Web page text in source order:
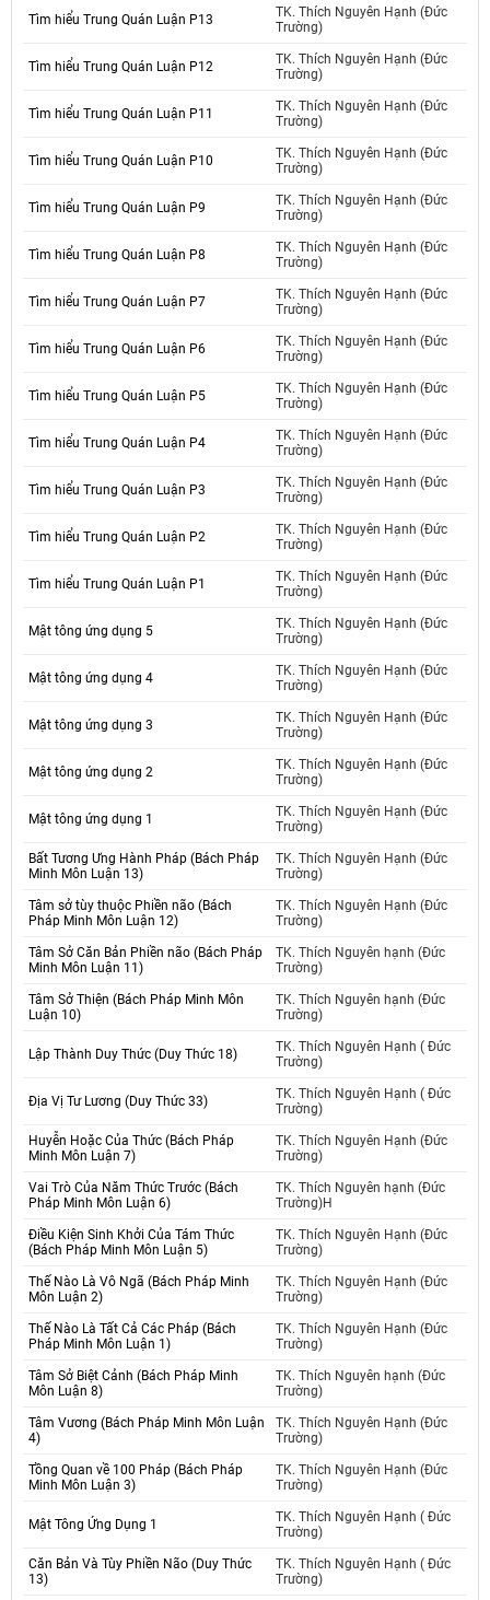
Tìm hiểu Trung Quán Luận P13
TK. Thích Nguyên Hạnh (Đức
Trường)
Tìm hiểu Trung Quán Luận P12
TK. Thích Nguyên Hạnh (Đức
Trường)
Tìm hiểu Trung Quán Luận P11
TK. Thích Nguyên Hạnh (Đức
Trường)
Tìm hiểu Trung Quán Luận P10
TK. Thích Nguyên Hạnh (Đức
Trường)
Tìm hiểu Trung Quán Luận P9
TK. Thích Nguyên Hạnh (Đức
Trường)
Tìm hiểu Trung Quán Luận P8
TK. Thích Nguyên Hạnh (Đức
Trường)
Tìm hiểu Trung Quán Luận P7
TK. Thích Nguyên Hạnh (Đức
Trường)
Tìm hiểu Trung Quán Luận P6
TK. Thích Nguyên Hạnh (Đức
Trường)
Tìm hiểu Trung Quán Luận P5
TK. Thích Nguyên Hạnh (Đức
Trường)
Tìm hiểu Trung Quán Luận P4
TK. Thích Nguyên Hạnh (Đức
Trường)
Tìm hiểu Trung Quán Luận P3
TK. Thích Nguyên Hạnh (Đức
Trường)
Tìm hiểu Trung Quán Luận P2
TK. Thích Nguyên Hạnh (Đức
Trường)
Tìm hiểu Trung Quán Luận P1
TK. Thích Nguyên Hạnh (Đức
Trường)
Mật tông ứng dụng 5
TK. Thích Nguyên Hạnh (Đức
Trường)
Mật tông ứng dụng 4
TK. Thích Nguyên Hạnh (Đức
Trường)
Mật tông ứng dụng 3
TK. Thích Nguyên Hạnh (Đức
Trường)
Mật tông ứng dụng 2
TK. Thích Nguyên Hạnh (Đức
Trường)
Mật tông ứng dụng 1
TK. Thích Nguyên Hạnh (Đức
Trường)
Bất Tương Ưng Hành Pháp (Bách Pháp
Minh Môn Luận 13)
TK. Thích Nguyên Hạnh (Đức
Trường)
Tâm sở tùy thuộc Phiền não (Bách
Pháp Minh Môn Luận 12)
TK. Thích Nguyên Hạnh (Đức
Trường)
Tâm Sở Căn Bản Phiền não (Bách Pháp
Minh Môn Luận 11)
TK. Thích Nguyên hạnh (Đức
Trường)
Tâm Sở Thiện (Bách Pháp Minh Môn
Luận 10)
TK. Thích Nguyên hạnh (Đức
Trường)
Lập Thành Duy Thức (Duy Thức 18)
TK. Thích Nguyên Hạnh ( Đức
Trường)
Địa Vị Tư Lương (Duy Thức 33)
TK. Thích Nguyên Hạnh ( Đức
Trường)
Huyễn Hoặc Của Thức (Bách Pháp
Minh Môn Luận 7)
TK. Thích Nguyên Hạnh (Đức
Trường)
Vai Trò Của Năm Thức Trước (Bách
Pháp Minh Môn Luận 6)
TK. Thích Nguyên hạnh (Đức
Trường)H
Điều Kiện Sinh Khởi Của Tám Thức
(Bách Pháp Minh Môn Luận 5)
TK. Thích Nguyên Hạnh (Đức
Trường)
Thế Nào Là Vô Ngã (Bách Pháp Minh
Môn Luận 2)
TK. Thích Nguyên Hạnh (Đức
Trường)
Thế Nào Là Tất Cả Các Pháp (Bách
Pháp Minh Môn Luận 1)
TK. Thích Nguyên Hạnh (Đức
Trường)
Tâm Sở Biệt Cảnh (Bách Pháp Minh
Môn Luận 8)
TK. Thích Nguyên hạnh (Đức
Trường)
Tâm Vương (Bách Pháp Minh Môn Luận
4)
TK. Thích Nguyên Hạnh (Đức
Trường)
Tồng Quan về 100 Pháp (Bách Pháp
Minh Môn Luận 3)
TK. Thích Nguyên Hạnh (Đức
Trường)
Mật Tông Ứng Dụng 1
TK. Thích Nguyên Hạnh ( Đức
Trường)
Căn Bản Và Tùy Phiền Não (Duy Thức
13)
TK. Thích Nguyên Hạnh ( Đức
Trường)